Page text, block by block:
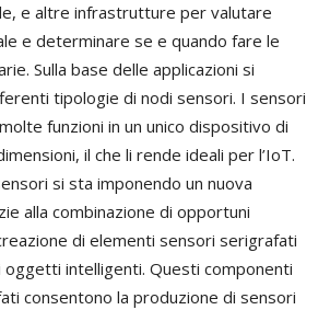
e altre infrastrutture per valutare
e determinare se e quando fare le
Sulla base delle applicazioni si
tipologie di nodi sensori. I sensori
funzioni in un unico dispositivo di
il che li rende ideali per l’IoT.
si sta imponendo un nuova
alla combinazione di opportuni
di elementi sensori serigrafati
intelligenti. Questi componenti
consentono la produzione di sensori